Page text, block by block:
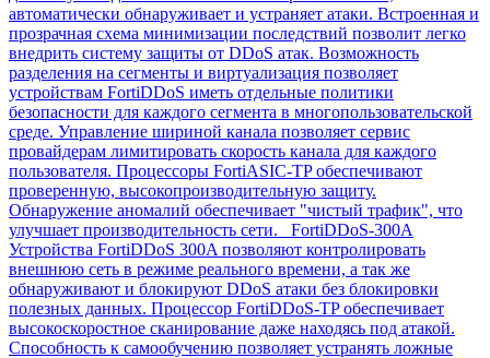
автоматически обнаруживает и устраняет атаки. Встроенная и
прозрачная схема минимизации последствий позволит легко
внедрить систему защиты от DDoS атак. Возможность
разделения на сегменты и виртуализация позволяет
устройствам FortiDDoS иметь отдельные политики
безопасности для каждого сегмента в многопользовательской
среде. Управление шириной канала позволяет сервис
провайдерам лимитировать скорость канала для каждого
пользователя. Процессоры FortiASIC-TP обеспечивают
проверенную, высокопроизводительную защиту.
Обнаружение аномалий обеспечивает "чистый трафик", что
улучшает производительность сети. FortiDDoS-300A
Устройства FortiDDoS 300A позволяют контролировать
внешнюю сеть в режиме реального времени, а так же
обнаруживают и блокируют DDoS атаки без блокировки
полезных данных. Процессор FortiDDoS-TP обеспечивает
высокоскоростное сканирование даже находясь под атакой.
Способность к самообучению позволяет устранять ложные